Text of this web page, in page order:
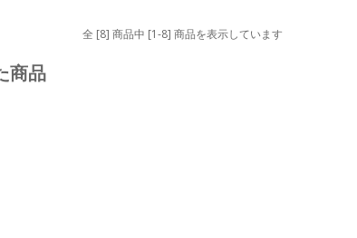
全 [8] 商品中 [1-8] 商品を表示しています
商品